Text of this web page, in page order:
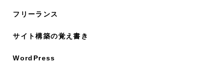
フリーランス
サイト構築の覚え書き
WordPress